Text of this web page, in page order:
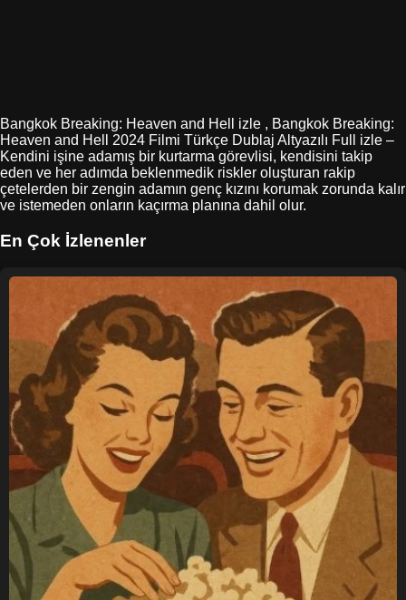
Bangkok Breaking: Heaven and Hell izle , Bangkok Breaking:
Heaven and Hell 2024 Filmi Türkçe Dublaj Altyazılı Full izle –
Kendini işine adamış bir kurtarma görevlisi, kendisini takip
eden ve her adımda beklenmedik riskler oluşturan rakip
çetelerden bir zengin adamın genç kızını korumak zorunda kalır
ve istemeden onların kaçırma planına dahil olur.
En Çok İzlenenler